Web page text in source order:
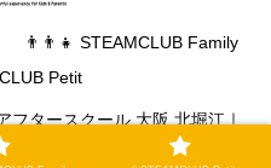
👨‍👨‍👧 STEAMCLUB Family
Petit
フタースクール 大阪 北堀江｜
CLUB.